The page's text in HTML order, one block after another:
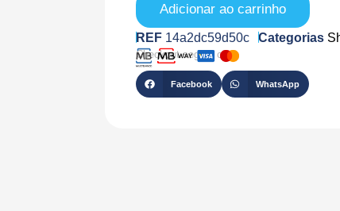
WINDOW-
BROWN
Adicionar ao carrinho
REF 14a2dc59d50c Categorias
Checkout seguro com
Facebook WhatsApp